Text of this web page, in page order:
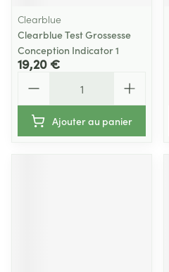
Clearblue
Clearblue Test Grossesse
Conception Indicator 1
19,20 €
Ajouter au panier